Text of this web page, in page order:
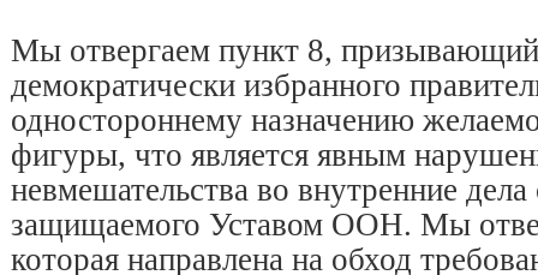
Мы отвергаем пункт 8,
демократически избранного
одностороннему назначению
фигуры, что является явным
невмешательства во внутренние
защищаемого Уставом ООН. Мы
которая направлена ​​на обход